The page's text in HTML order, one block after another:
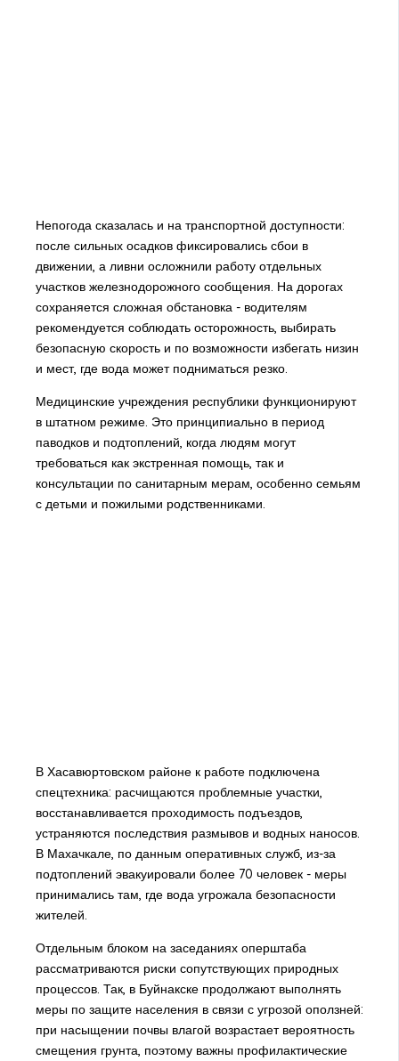
Непогода сказалась и на транспортной доступности:
после сильных осадков фиксировались сбои в
движении, а ливни осложнили работу отдельных
участков железнодорожного сообщения. На дорогах
сохраняется сложная обстановка - водителям
рекомендуется соблюдать осторожность, выбирать
безопасную скорость и по возможности избегать низин
и мест, где вода может подниматься резко.
Медицинские учреждения республики функционируют
в штатном режиме. Это принципиально в период
паводков и подтоплений, когда людям могут
требоваться как экстренная помощь, так и
консультации по санитарным мерам, особенно семьям
с детьми и пожилыми родственниками.
В Хасавюртовском районе к работе подключена
спецтехника: расчищаются проблемные участки,
восстанавливается проходимость подъездов,
устраняются последствия размывов и водных наносов.
В Махачкале, по данным оперативных служб, из-за
подтоплений эвакуировали более 70 человек - меры
принимались там, где вода угрожала безопасности
жителей.
Отдельным блоком на заседаниях оперштаба
рассматриваются риски сопутствующих природных
процессов. Так, в Буйнакске продолжают выполнять
меры по защите населения в связи с угрозой оползней:
при насыщении почвы влагой возрастает вероятность
смещения грунта, поэтому важны профилактические